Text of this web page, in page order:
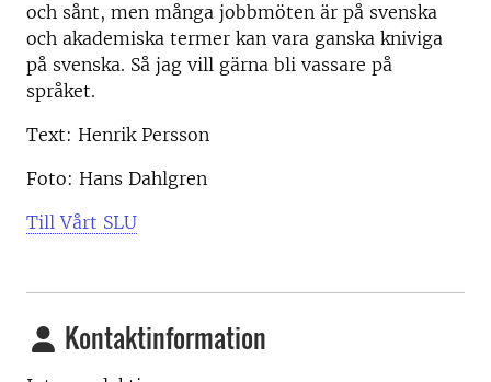
och sånt, men många jobbmöten är på svenska
och akademiska termer kan vara ganska kniviga
på svenska. Så jag vill gärna bli vassare på
språket.
Text: Henrik Persson
Foto: Hans Dahlgren
Till Vårt SLU
Kontaktinformation